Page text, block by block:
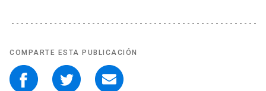
COMPARTE ESTA PUBLICACIÓN